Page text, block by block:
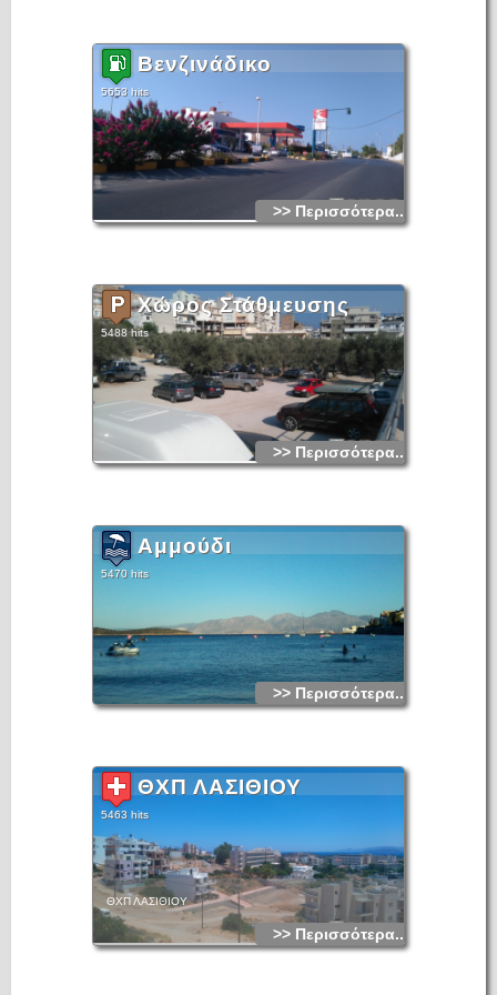
Βενζινάδικο
5653 hits
>> Περισσότερα...
Χώρος Στάθμευσης
5488 hits
>> Περισσότερα...
Αμμούδι
5470 hits
>> Περισσότερα...
ΘΧΠ ΛΑΣΙΘΙΟΥ
5463 hits
ΘΧΠ ΛΑΣΙΘΙΟΥ
>> Περισσότερα...